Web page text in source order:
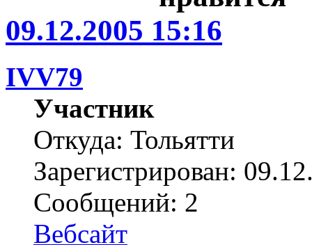
09.12.2005 15:16
IVV79
Участник
Откуда: Тольятти
Зарегистрирован:
Сообщений: 2
Вебсайт